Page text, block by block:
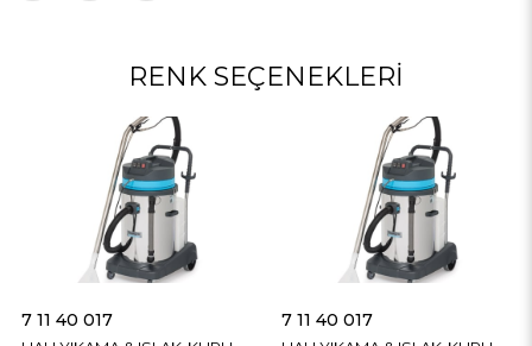
RENK SEÇENEKLERI
7 11 40 017 7 11 40 017